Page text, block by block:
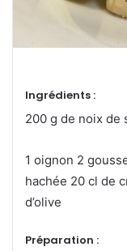
Ingrédients :
200 g de noix de
1 oignon 2
hachée 20 cl de
d’olive
Préparation :